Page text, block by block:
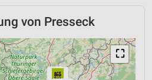
von Presseck
⛶